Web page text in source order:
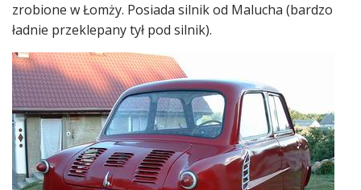
zrobione w Łomży. Posiada silnik od Malucha (bardzo
ładnie przeklepany tył pod silnik).